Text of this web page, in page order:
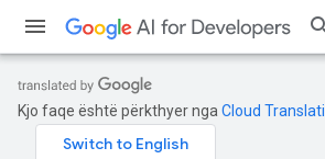
Kjo faqe është përkthyer nga Cloud